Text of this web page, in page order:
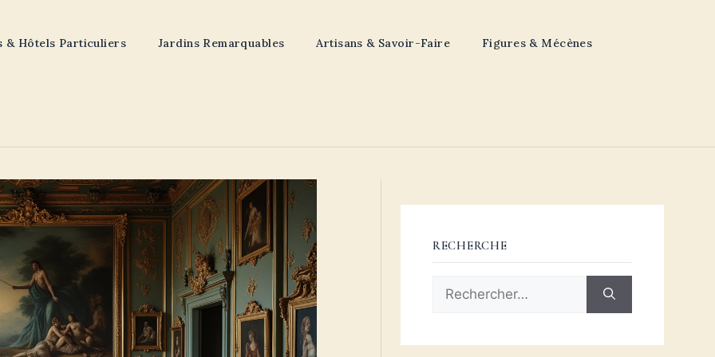
& Hôtels Particuliers Jardins Remarquables Artisans & Savoir-Faire Figures & Mécènes
RECHERCHE
Rechercher :